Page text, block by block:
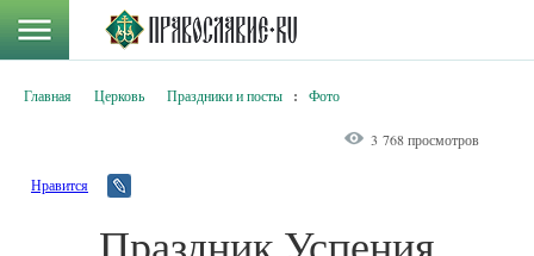
Главная Церковь Праздники и посты : Фото
3 768 просмотров
Нравится